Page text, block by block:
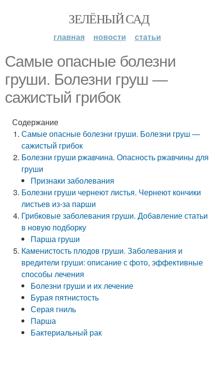
ЗЕЛЁНЫЙ САД
главная новости статьи
Самые опасные болезни
груши. Болезни груш —
сажистый грибок
Содержание
Самые опасные болезни груши. Болезни груш —
сажистый грибок
Болезни груши ржавчина. Опасность ржавчины для
груши
Признаки заболевания
Болезни груши чернеют листья. Чернеют кончики
листьев из-за парши
Грибковые заболевания груши. Добавление статьи
в новую подборку
Парша груши
Каменистость плодов груши. Заболевания и
вредители груши: описание с фото, эффективные
способы лечения
Болезни груши и их лечение
Бурая пятнистость
Серая гниль
Парша
Бактериальный рак